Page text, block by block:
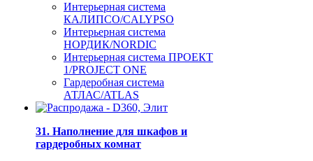
Интерьерная система
КАЛИПСО/CALYPSO
Интерьерная система
НОРДИК/NORDIC
Интерьерная система ПРОЕКТ
1/PROJECT ONE
Гардеробная система
АТЛАС/ATLAS
31. Наполнение для шкафов и
гардеробных комнат